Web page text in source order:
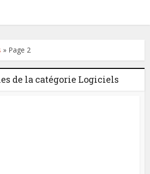
» Page 2
de la catégorie Logiciels